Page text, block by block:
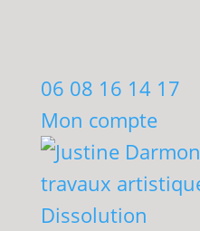
06 08 16 14 17
Mon compte
travaux
Dissolution